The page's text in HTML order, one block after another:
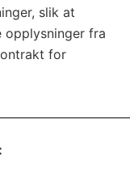
slik at
opplysninger fra
for